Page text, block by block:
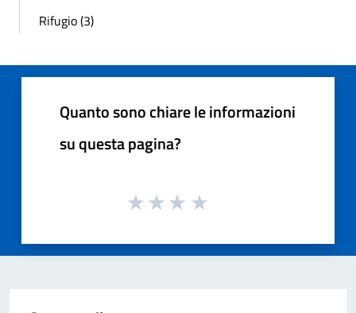
Rifugio (3)
Quanto sono chiare le informazioni
su questa pagina?